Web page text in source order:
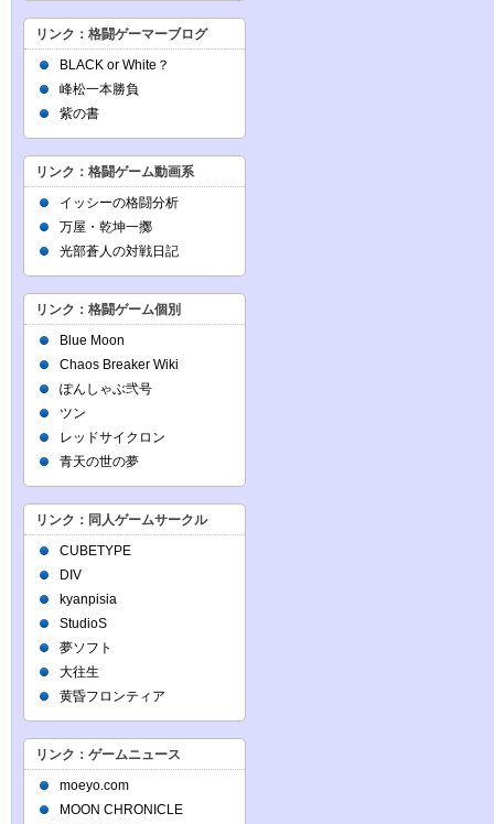
リンク：格闘ゲーマーブログ
BLACK or White？
峰松一本勝負
紫の書
リンク：格闘ゲーム動画系
イッシーの格闘分析
万屋・乾坤一擲
光部蒼人の対戦日記
リンク：格闘ゲーム個別
Blue Moon
Chaos Breaker Wiki
ぽんしゃぶ弐号
ツン
レッドサイクロン
青天の世の夢
リンク：同人ゲームサークル
CUBETYPE
DIV
kyanpisia
StudioS
夢ソフト
大往生
黄昏フロンティア
リンク：ゲームニュース
moeyo.com
MOON CHRONICLE